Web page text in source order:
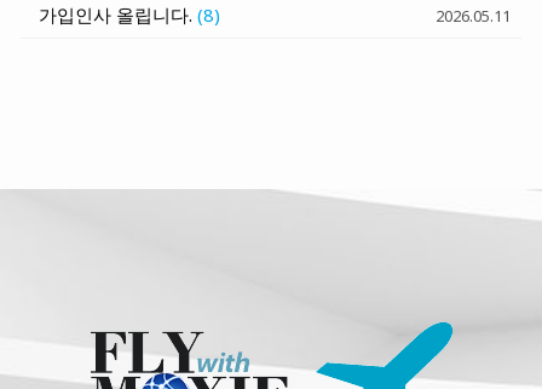
가입인사 올립니다. (8) 2026.05.11